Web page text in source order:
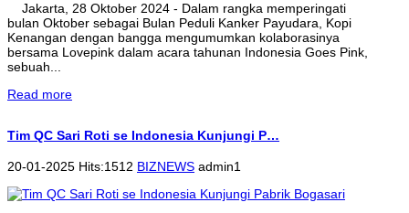
Jakarta, 28 Oktober 2024 - Dalam rangka memperingati
bulan Oktober sebagai Bulan Peduli Kanker Payudara, Kopi
Kenangan dengan bangga mengumumkan kolaborasinya
bersama Lovepink dalam acara tahunan Indonesia Goes Pink,
sebuah...
Read more
Tim QC Sari Roti se Indonesia Kunjungi P…
20-01-2025 Hits:1512 BIZNEWS admin1